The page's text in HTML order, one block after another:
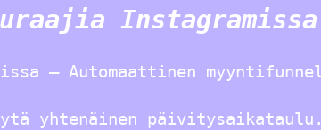
Instagramissa
– Automaattinen
yhtenäinen